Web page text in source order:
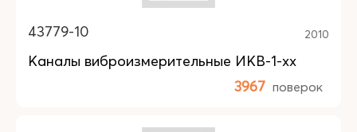
43779-10 2010
Каналы виброизмерительные ИКВ-1-хх
3967 поверок